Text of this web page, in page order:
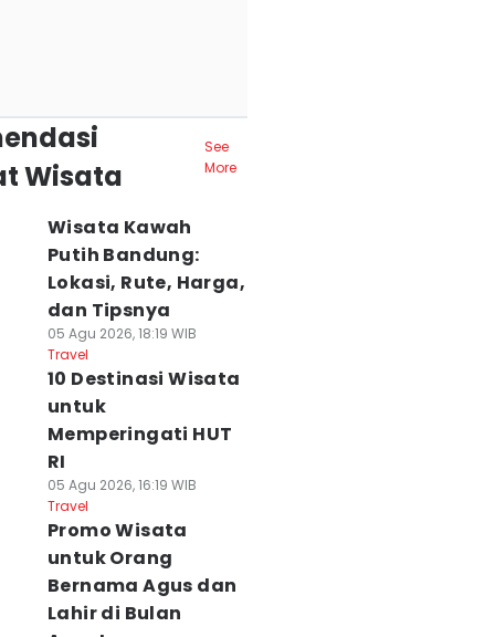
Wisata
See
More
Wisata Kawah
Putih Bandung:
Lokasi, Rute, Harga,
dan Tipsnya
05 Agu 2026, 18:19 WIB
Travel
10 Destinasi Wisata
untuk
Memperingati HUT
RI
05 Agu 2026, 16:19 WIB
Travel
Promo Wisata
untuk Orang
Bernama Agus dan
Lahir di Bulan